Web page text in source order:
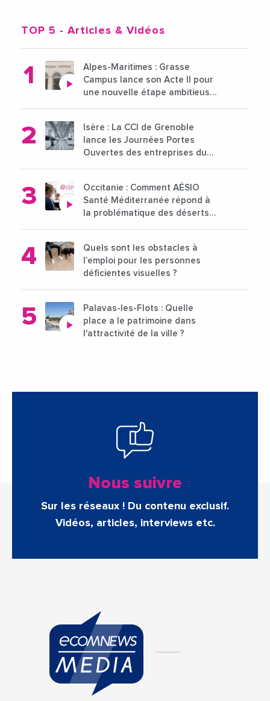
TOP 5 - Articles & Vidéos
Alpes-Maritimes : Grasse
Campus lance son Acte II pour
une nouvelle étape ambitieuse
Isère : La CCI de Grenoble
lance les Journées Portes
Ouvertes des entreprises du
Occitanie : Comment AÉSIO
Santé Méditerranée répond à
la problématique des déserts
Quels sont les obstacles à
l’emploi pour les personnes
déficientes visuelles ?
Palavas-les-Flots : Quelle
place a le patrimoine dans
l'attractivité de la ville ?
Nous suivre
Sur les réseaux ! Du contenu exclusif.
Vidéos, articles, interviews etc.